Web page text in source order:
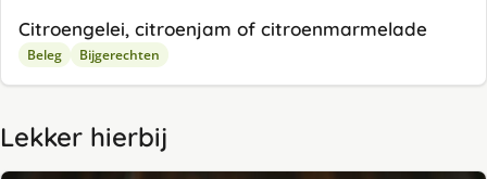
Citroengelei, citroenjam of citroenmarmelade
Beleg Bijgerechten
Lekker hierbij